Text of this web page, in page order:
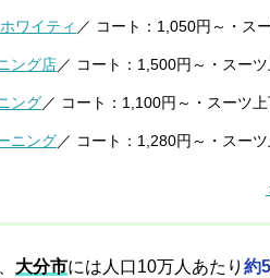
ワイティ ／ コート：1,050円～・ス
ング店／ コート：1,500円～・スー
ング／ コート：1,100円～・スーツ
ニング／ コート：1,280円～・スー
大分市には人口10万人あたり 約